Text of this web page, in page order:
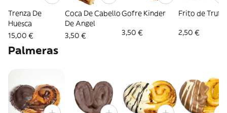
Trenza De
Huesca
15,00 €
Coca De Cabello
De Angel
3,50 €
Gofre Kinder
3,50 €
Frito de Trufa
2,50 €
Palmeras